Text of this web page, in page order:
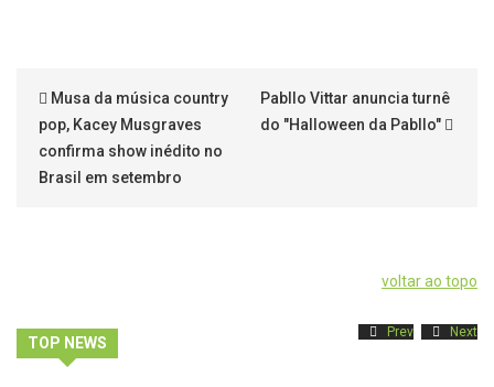
Musa da música country
pop, Kacey Musgraves
confirma show inédito no
Brasil em setembro
Pabllo Vittar anuncia turnê
do "Halloween da Pabllo"
voltar ao topo
TOP NEWS
Prev Next